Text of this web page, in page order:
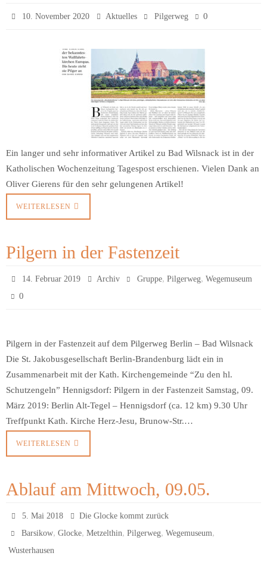
10. November 2020 Aktuelles Pilgerweg 0
Ein langer und sehr informativer Artikel zu Bad Wilsnack ist in der
Katholischen Wochenzeitung Tagespost erschienen. Vielen Dank an
Oliver Gierens für den sehr gelungenen Artikel!
WEITERLESEN
Pilgern in der Fastenzeit
14. Februar 2019 Archiv Gruppe, Pilgerweg, Wegemuseum
0
Pilgern in der Fastenzeit auf dem Pilgerweg Berlin – Bad Wilsnack
Die St. Jakobusgesellschaft Berlin-Brandenburg lädt ein in
Zusammenarbeit mit der Kath. Kirchengemeinde “Zu den hl.
Schutzengeln” Hennigsdorf: Pilgern in der Fastenzeit Samstag, 09.
März 2019: Berlin Alt-Tegel – Hennigsdorf (ca. 12 km) 9.30 Uhr
Treffpunkt Kath. Kirche Herz-Jesu, Brunow-Str.…
WEITERLESEN
Ablauf am Mittwoch, 09.05.
5. Mai 2018
Die Glocke kommt zurück
Barsikow,Glocke,Metzelthin,Pilgerweg,Wegemuseum,
Wusterhausen